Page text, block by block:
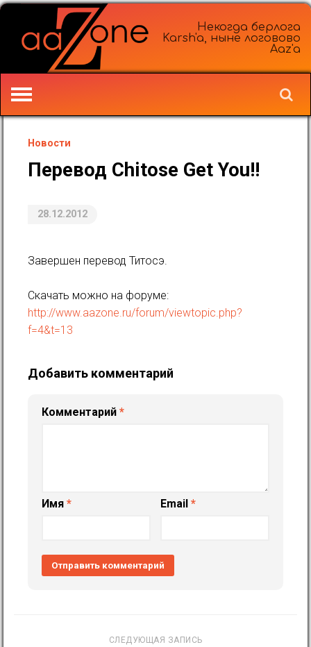
Некогда берлога
Karsh'a, ныне логовово
Aaz'a
Новости
Перевод Chitose Get You!!
28.12.2012
Завершен перевод Титосэ.
Скачать можно на форуме:
http://www.aazone.ru/forum/viewtopic.php?
f=4&t=13
Добавить комментарий
Комментарий *
Имя * Email *
СЛЕДУЮЩАЯ ЗАПИСЬ